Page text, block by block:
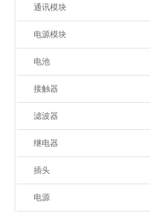
通讯模块
电源模块
电池
接触器
滤波器
继电器
插头
电源